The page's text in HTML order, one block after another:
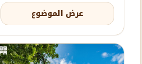
عرض الموضوع